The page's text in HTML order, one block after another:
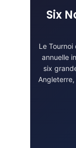
Six
Le
annuelle
six